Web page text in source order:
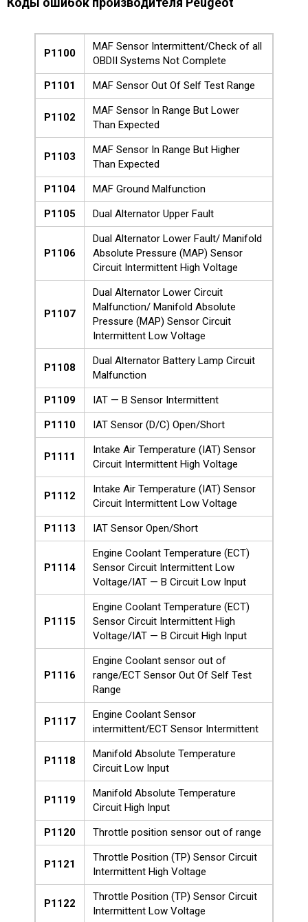
P1100
MAF Sensor Intermittent/Check of all
OBDII Systems Not Complete
P1101
MAF Sensor Out Of Self Test Range
P1102
MAF Sensor In Range But Lower
Than Expected
P1103
MAF Sensor In Range But Higher
Than Expected
P1104
MAF Ground Malfunction
P1105
Dual Alternator Upper Fault
P1106
Dual Alternator Lower Fault/ Manifold
Absolute Pressure (MAP) Sensor
Circuit Intermittent High Voltage
P1107
Dual Alternator Lower Circuit
Malfunction/ Manifold Absolute
Pressure (MAP) Sensor Circuit
Intermittent Low Voltage
P1108
Dual Alternator Battery Lamp Circuit
Malfunction
P1109
IAT — B Sensor Intermittent
P1110
IAT Sensor (D/C) Open/Short
P1111
Intake Air Temperature (IAT) Sensor
Circuit Intermittent High Voltage
P1112
Intake Air Temperature (IAT) Sensor
Circuit Intermittent Low Voltage
P1113
IAT Sensor Open/Short
P1114
Engine Coolant Temperature (ECT)
Sensor Circuit Intermittent Low
Voltage/IAT — B Circuit Low Input
P1115
Engine Coolant Temperature (ECT)
Sensor Circuit Intermittent High
Voltage/IAT — B Circuit High Input
P1116
Engine Coolant sensor out of
range/ECT Sensor Out Of Self Test
Range
P1117
Engine Coolant Sensor
intermittent/ECT Sensor Intermittent
P1118
Manifold Absolute Temperature
Circuit Low Input
P1119
Manifold Absolute Temperature
Circuit High Input
P1120
Throttle position sensor out of range
P1121
Throttle Position (TP) Sensor Circuit
Intermittent High Voltage
P1122
Throttle Position (TP) Sensor Circuit
Intermittent Low Voltage